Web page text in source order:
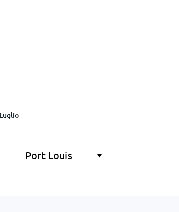
Luglio